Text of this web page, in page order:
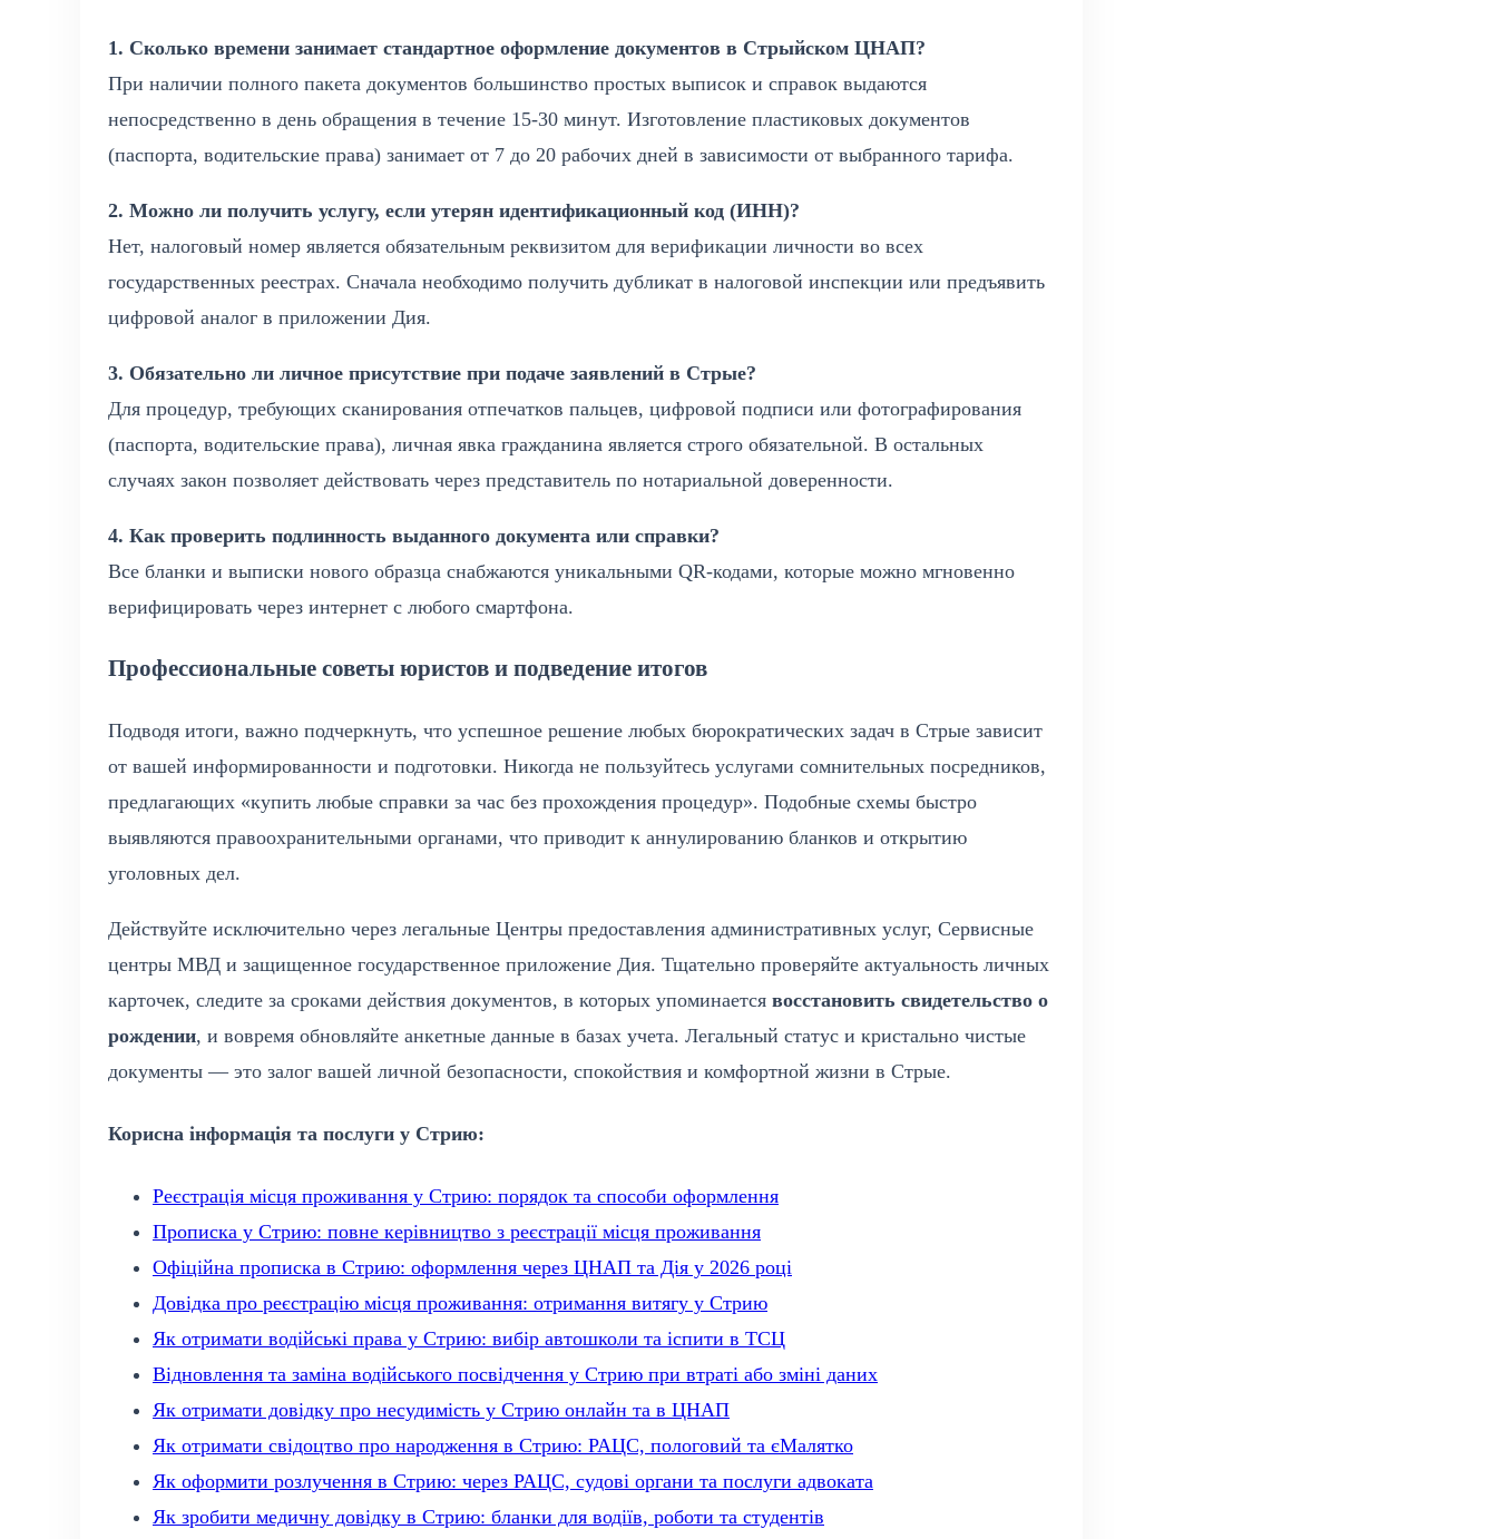
1. Сколько времени занимает стандартное оформление документов в Стрыйском ЦНАП?
При наличии полного пакета документов большинство простых выписок и справок выдаются
непосредственно в день обращения в течение 15-30 минут. Изготовление пластиковых документов
(паспорта, водительские права) занимает от 7 до 20 рабочих дней в зависимости от выбранного тарифа.
2. Можно ли получить услугу, если утерян идентификационный код (ИНН)?
Нет, налоговый номер является обязательным реквизитом для верификации личности во всех
государственных реестрах. Сначала необходимо получить дубликат в налоговой инспекции или предъявить
цифровой аналог в приложении Дия.
3. Обязательно ли личное присутствие при подаче заявлений в Стрые?
Для процедур, требующих сканирования отпечатков пальцев, цифровой подписи или фотографирования
(паспорта, водительские права), личная явка гражданина является строго обязательной. В остальных
случаях закон позволяет действовать через представитель по нотариальной доверенности.
4. Как проверить подлинность выданного документа или справки?
Все бланки и выписки нового образца снабжаются уникальными QR-кодами, которые можно мгновенно
верифицировать через интернет с любого смартфона.
Профессиональные советы юристов и подведение итогов
Подводя итоги, важно подчеркнуть, что успешное решение любых бюрократических задач в Стрые зависит
от вашей информированности и подготовки. Никогда не пользуйтесь услугами сомнительных посредников,
предлагающих «купить любые справки за час без прохождения процедур». Подобные схемы быстро
выявляются правоохранительными органами, что приводит к аннулированию бланков и открытию
уголовных дел.
Действуйте исключительно через легальные Центры предоставления административных услуг, Сервисные
центры МВД и защищенное государственное приложение Дия. Тщательно проверяйте актуальность личных
карточек, следите за сроками действия документов, в которых упоминается восстановить свидетельство о
рождении, и вовремя обновляйте анкетные данные в базах учета. Легальный статус и кристально чистые
документы — это залог вашей личной безопасности, спокойствия и комфортной жизни в Стрые.
Корисна інформація та послуги у Стрию:
Реєстрація місця проживання у Стрию: порядок та способи оформлення
Прописка у Стрию: повне керівництво з реєстрації місця проживання
Офіційна прописка в Стрию: оформлення через ЦНАП та Дія у 2026 році
Довідка про реєстрацію місця проживання: отримання витягу у Стрию
Як отримати водійські права у Стрию: вибір автошколи та іспити в ТСЦ
Відновлення та заміна водійського посвідчення у Стрию при втраті або зміні даних
Як отримати довідку про несудимість у Стрию онлайн та в ЦНАП
Як отримати свідоцтво про народження в Стрию: РАЦС, пологовий та єМалятко
Як оформити розлучення в Стрию: через РАЦС, судові органи та послуги адвоката
Як зробити медичну довідку в Стрию: бланки для водіїв, роботи та студентів